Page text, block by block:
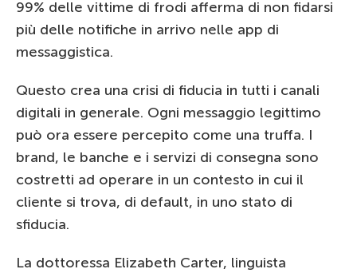
99% delle vittime di frodi afferma di non fidarsi
più delle notifiche in arrivo nelle app di
messaggistica.
Questo crea una crisi di fiducia in tutti i canali
digitali in generale. Ogni messaggio legittimo
può ora essere percepito come una truffa. I
brand, le banche e i servizi di consegna sono
costretti ad operare in un contesto in cui il
cliente si trova, di default, in uno stato di
sfiducia.
La dottoressa Elizabeth Carter, linguista